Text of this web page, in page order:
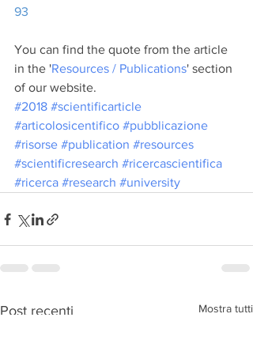
93
You can find the quote from the article
in the 'Resources / Publications' section
of our website.
#2018 #scientificarticle
#articolosicentifico #pubblicazione
#risorse #publication #resources
#scientificresearch #ricercascientifica
#ricerca #research #university
Post recenti Mostra tutti